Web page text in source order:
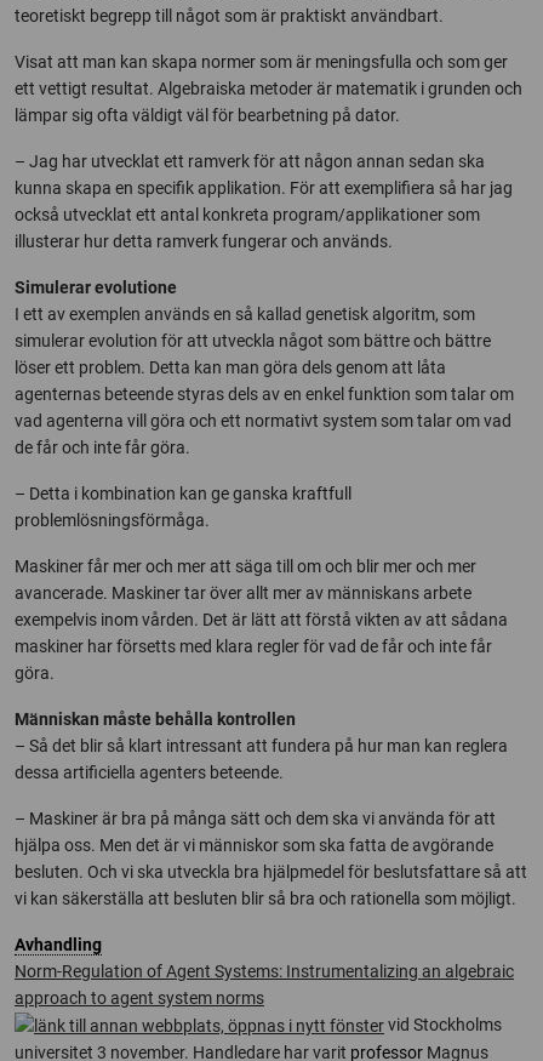
teoretiskt begrepp till något som är praktiskt användbart.
Visat att man kan skapa normer som är meningsfulla och som ger
ett vettigt resultat. Algebraiska metoder är matematik i grunden och
lämpar sig ofta väldigt väl för bearbetning på dator.
– Jag har utvecklat ett ramverk för att någon annan sedan ska
kunna skapa en specifik applikation. För att exemplifiera så har jag
också utvecklat ett antal konkreta program/applikationer som
illusterar hur detta ramverk fungerar och används.
Simulerar evolutione
I ett av exemplen används en så kallad genetisk algoritm, som
simulerar evolution för att utveckla något som bättre och bättre
löser ett problem. Detta kan man göra dels genom att låta
agenternas beteende styras dels av en enkel funktion som talar om
vad agenterna vill göra och ett normativt system som talar om vad
de får och inte får göra.
– Detta i kombination kan ge ganska kraftfull
problemlösningsförmåga.
Maskiner får mer och mer att säga till om och blir mer och mer
avancerade. Maskiner tar över allt mer av människans arbete
exempelvis inom vården. Det är lätt att förstå vikten av att sådana
maskiner har försetts med klara regler för vad de får och inte får
göra.
Människan måste behålla kontrollen
– Så det blir så klart intressant att fundera på hur man kan reglera
dessa artificiella agenters beteende.
– Maskiner är bra på många sätt och dem ska vi använda för att
hjälpa oss. Men det är vi människor som ska fatta de avgörande
besluten. Och vi ska utveckla bra hjälpmedel för beslutsfattare så att
vi kan säkerställa att besluten blir så bra och rationella som möjligt.
Avhandling
Norm-Regulation of Agent Systems: Instrumentalizing an algebraic
approach to agent system norms
vid Stockholms
universitet 3 november. Handledare har varit professor Magnus